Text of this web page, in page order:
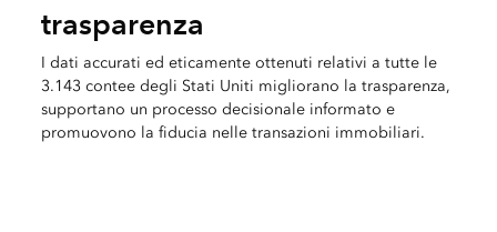
trasparenza
I dati accurati ed eticamente ottenuti relativi a tutte le
3.143 contee degli Stati Uniti migliorano la trasparenza,
supportano un processo decisionale informato e
promuovono la fiducia nelle transazioni immobiliari.